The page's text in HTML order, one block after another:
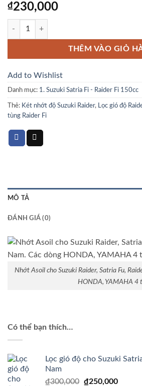
₫230,000
Nhớt Amsoil cho xe 4 thì số lượng
THÊM VÀO GIỎ
Add to Wishlist
Danh mục: 1. Suzuki Satria Fi - Raider Fi 150cc
Thẻ: Két nhớt độ Suzuki Raider, Lọc gió độ
tùng Raider Fi
MÔ TẢ
ĐÁNH GIÁ (0)
Nhớt Asoil cho Suzuki Raider, Satria Fu,
HONDA, YAMAHA 4
Có thể bạn thích…
Lọc gió độ cho Suzuki
Nam
₫300,000 Giá
₫250,000Giá